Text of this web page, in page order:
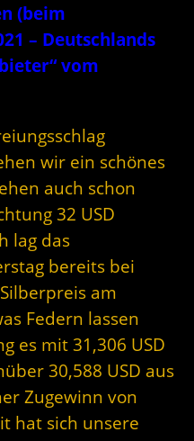
(beim
– Deutschlands
vom
wir ein schönes
auch schon
32 USD
lag das
bereits bei
am
Federn lassen
es mit 31,306 USD
30,588 USD aus
Zugewinn von
hat sich unsere